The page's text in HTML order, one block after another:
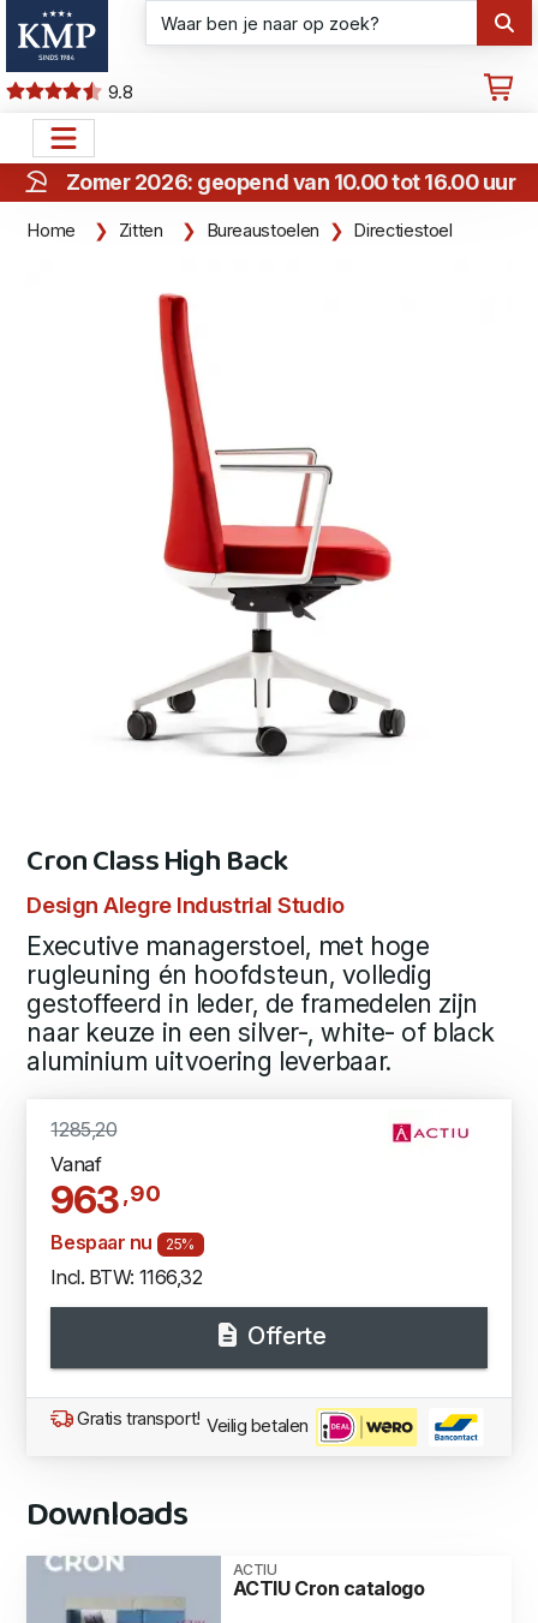
9.8
Zomer 2026: geopend van 10.00 tot 16.00 uur
Home Zitten Bureaustoelen Directiestoel
Cron Class High Back
Design Alegre Industrial Studio
Executive managerstoel, met hoge
rugleuning én hoofdsteun, volledig
gestoffeerd in leder, de framedelen zijn
naar keuze in een silver-, white- of black
aluminium uitvoering leverbaar.
1285,20
Vanaf
963,90
Bespaar nu 25%
Incl. BTW: 1166,32
Offerte
Gratis transport! Veilig betalen
Downloads
ACTIU
ACTIU Cron catalogo